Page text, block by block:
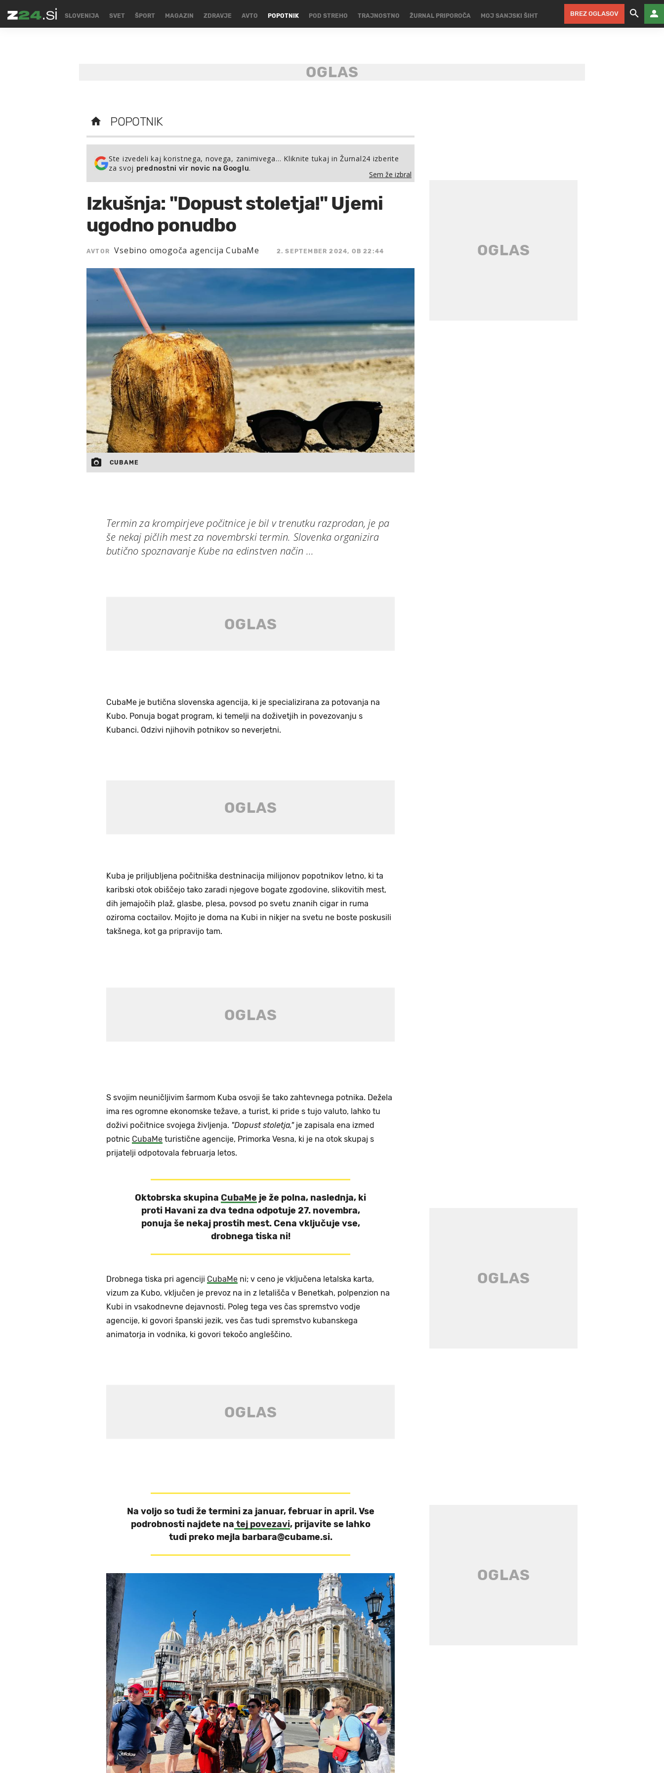
SLOVENIJA SVET ŠPORT MAGAZIN ZDRAVJE AVTO POPOTNIK POD STREHO TRAJNOSTNO ŽURNAL PRIPOROČA MOJ SANJSKI ŠIHT BREZ OGLASOV
POPOTNIK
Ste izvedeli kaj koristnega, novega, zanimivega… Kliknite tukaj in Žurnal24 izberite
za svoj prednostni vir novic na Googlu.
Sem že izbral
Izkušnja: "Dopust stoletja!" Ujemi
ugodno ponudbo
AVTOR Vsebino omogoča agencija CubaMe 2. SEPTEMBER 2024, OB 22:44
CUBAME
Termin za krompirjeve počitnice je bil v trenutku razprodan, je pa
še nekaj pičlih mest za novembrski termin. Slovenka organizira
butično spoznavanje Kube na edinstven način ...
CubaMe je butična slovenska agencija, ki je specializirana za potovanja na
Kubo. Ponuja bogat program, ki temelji na doživetjih in povezovanju s
Kubanci. Odzivi njihovih potnikov so neverjetni.
Kuba je priljubljena počitniška destninacija milijonov popotnikov letno, ki ta
karibski otok obiščejo tako zaradi njegove bogate zgodovine, slikovitih mest,
dih jemajočih plaž, glasbe, plesa, povsod po svetu znanih cigar in ruma
oziroma coctailov. Mojito je doma na Kubi in nikjer na svetu ne boste poskusili
takšnega, kot ga pripravijo tam.
S svojim neuničljivim šarmom Kuba osvoji še tako zahtevnega potnika. Dežela
ima res ogromne ekonomske težave, a turist, ki pride s tujo valuto, lahko tu
doživi počitnice svojega življenja. "Dopust stoletja,"je zapisala ena izmed
potnic CubaMe turistične agencije, Primorka Vesna, ki je na otok skupaj s
prijatelji odpotovala februarja letos.
Oktobrska skupina CubaMe je že polna, naslednja, ki
proti Havani za dva tedna odpotuje 27. novembra,
ponuja še nekaj prostih mest. Cena vključuje vse,
drobnega tiska ni!
Drobnega tiska pri agenciji CubaMe ni; v ceno je vključena letalska karta,
vizum za Kubo, vključen je prevoz na in z letališča v Benetkah, polpenzion na
Kubi in vsakodnevne dejavnosti. Poleg tega ves čas spremstvo vodje
agencije, ki govori španski jezik, ves čas tudi spremstvo kubanskega
animatorja in vodnika, ki govori tekočo angleščino.
Na voljo so tudi že termini za januar, februar in april. Vse
podrobnosti najdete na tej povezavi, prijavite se lahko
tudi preko mejla barbara@cubame.si.